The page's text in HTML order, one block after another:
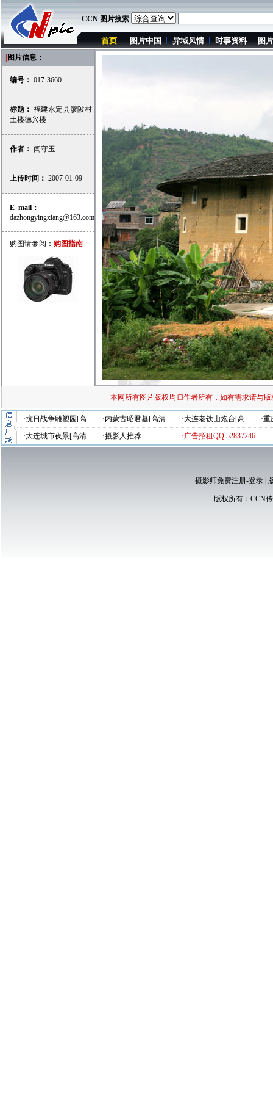
CCN 图片搜索
首页 图片中国 异域风情 时事资料 图
图片信息：
编号： 017-3660
标题： 福建永定县廖陂村
土楼德兴楼
作者： 闫守玉
上传时间： 2007-01-09
E_mail：
dazhongyingxiang@163.com
购图请参阅： 购图指南
本网所有图片版权均归作者所有，如有需求请与
·抗日战争雕塑园[高.. ·内蒙古昭君墓[高清.. ·大连老铁山炮台[高..
·
·大连城市夜景[高清..
·摄影人推荐 ·广告招租QQ:52837246
摄影师免费注册-登录|
版权所有： CCN